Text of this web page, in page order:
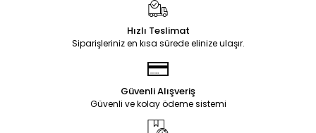
Hızlı Teslimat
Siparişleriniz en kısa sürede elinize ulaşır.
Güvenli Alışveriş
Güvenli ve kolay ödeme sistemi